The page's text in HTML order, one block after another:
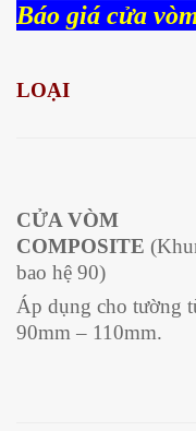
Báo giá cửa
LOẠI
CỬA VÒM
COMPOSITE
bao hệ 90)
Áp dụng cho tường
90mm – 110mm.